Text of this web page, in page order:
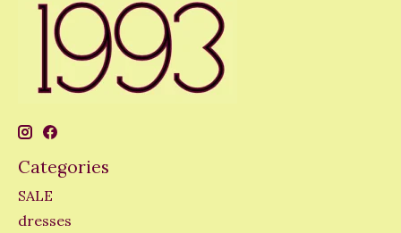
Categories
SALE
dresses